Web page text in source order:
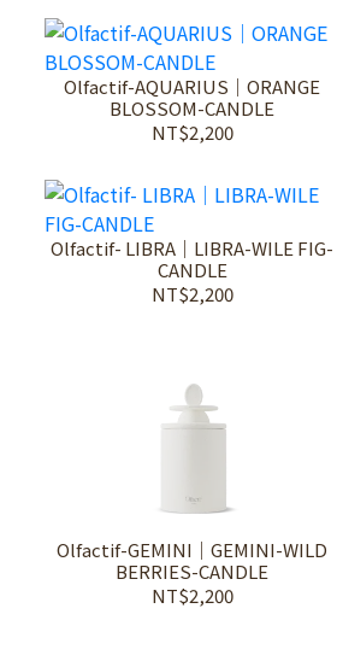
Olfactif-AQUARIUS｜ORANGE
BLOSSOM-CANDLE
NT$2,200
Olfactif- LIBRA｜LIBRA-WILE FIG-
CANDLE
NT$2,200
Olfactif-GEMINI｜GEMINI-WILD
BERRIES-CANDLE
NT$2,200